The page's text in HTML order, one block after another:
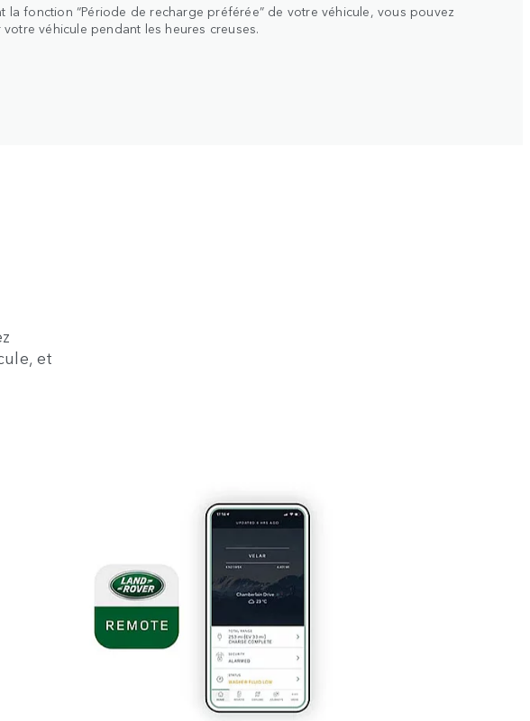
la fonction “Période de recharge préférée” de votre véhicule, vous pouvez
véhicule pendant les heures creuses.
et